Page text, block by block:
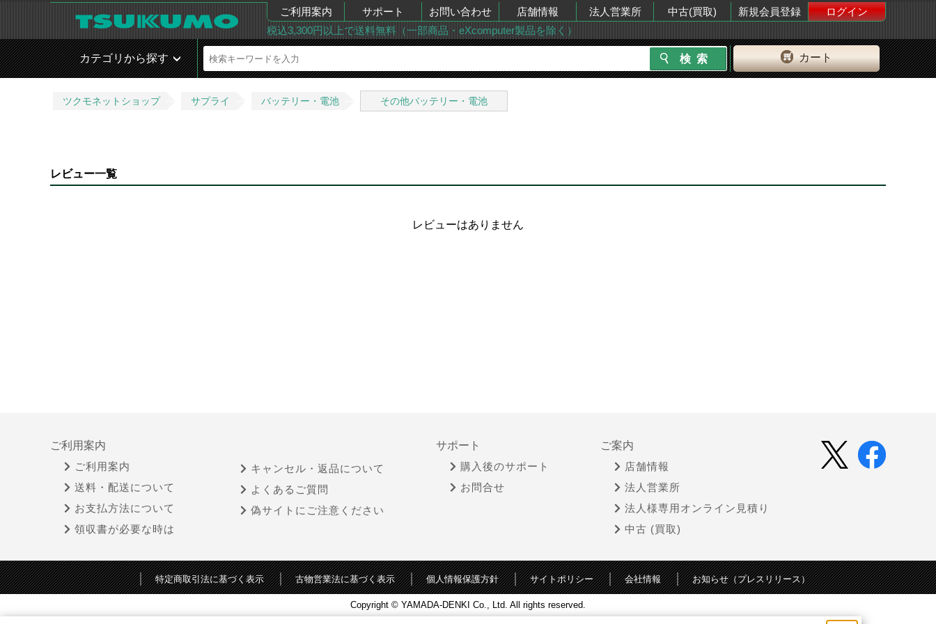
ご利用案内 サポート お問い合わせ 店舗情報 法人営業所 中古(買取) 新規会員登録
ログイン
税込3,300円以上で送料無料（一部商品・eXcomputer製品を除く）
カート
カテゴリから探す
ツクモネットショップ サプライ バッテリー・電池 その他バッテリー・電池
レビュー一覧
レビューはありません
ご利用案内
ご利用案内
送料・配送について
お支払方法について
領収書が必要な時は
キャンセル・返品について
よくあるご質問
偽サイトにご注意ください
サポート
購入後のサポート
お問合せ
ご案内
店舗情報
法人営業所
法人様専用オンライン見積り
中古 (買取)
特定商取引法に基づく表示 古物営業法に基づく表示 個人情報保護方針 サイトポリシー 会社情報 お知らせ（プレスリリース）
Copyright © YAMADA-DENKI Co., Ltd. All rights reserved.